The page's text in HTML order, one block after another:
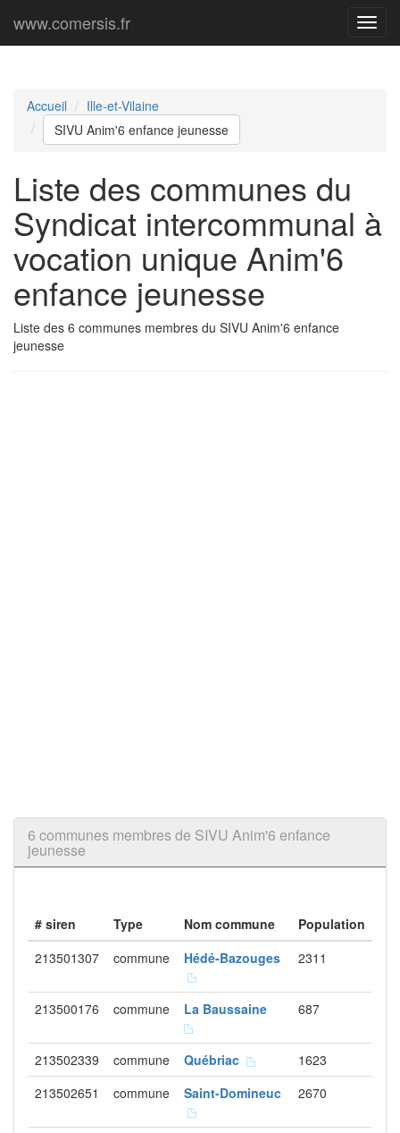
Menu
www.comersis.fr
Accueil
Ille-et-Vilaine
SIVU Anim'6 enfance jeunesse
Liste des communes du
Syndicat intercommunal à
vocation unique Anim'6
enfance jeunesse
Liste des 6 communes membres du SIVU Anim'6 enfance
jeunesse
6 communes membres de SIVU Anim'6 enfance
jeunesse
# siren Type Nom commune
Population
213501307
commune Hédé-Bazouges 2311
213500176 commune La Baussaine 687
213502339 commune Québriac
1623
213502651
commune Saint-Domineuc 2670